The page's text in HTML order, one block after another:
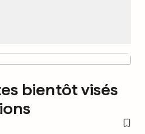
bientôt visés